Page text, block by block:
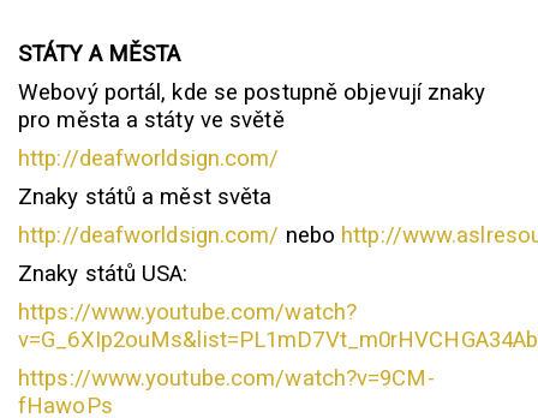
STÁTY A MĚSTA
Webový portál, kde se postupně objevují znaky
pro města a státy ve světě
http://deafworldsign.com/
Znaky států a měst světa
http://deafworldsign.com/ nebo http://
Znaky států USA:
https://www.youtube.com/watch?
https://www.youtube.com/watch?v=9CM-
fHawoPs